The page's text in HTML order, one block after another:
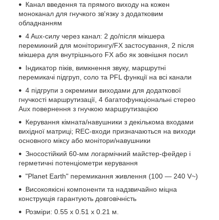
Канал введення та прямого виходу на кожен
моноканал для гнучкого зв'язку з додатковим
обладнанням
4 Aux-силу через канал: 2 до/після мікшера
перемикний для моніторингу/FX застосування, 2 після
мікшера для внутрішнього FX або як зовнішня посил
Індикатор піків, вимкнення звуку, маршрутні
перемикачі підгруп, соло та PFL функції на всі канали
4 підгрупи з окремими виходами для додаткової
гнучкості маршрутизації, 4 багатофункціональні стерео
Aux повернення з гнучкою маршрутизацією
Керування кімната/навушники з декількома входами
вихідної матриці; REC-входи призначаються на виходи
основного міксу або монітори/навушники
Зносостійкий 60-мм логармічний майстер-фейдер і
герметичні потенціометри керування
"Planet Earth" перемикання живлення (100 — 240 V~)
Високоякісні компоненти та надзвичайно міцна
конструкція гарантують довговічність
Розміри: 0.55 x 0.51 x 0.21 м.